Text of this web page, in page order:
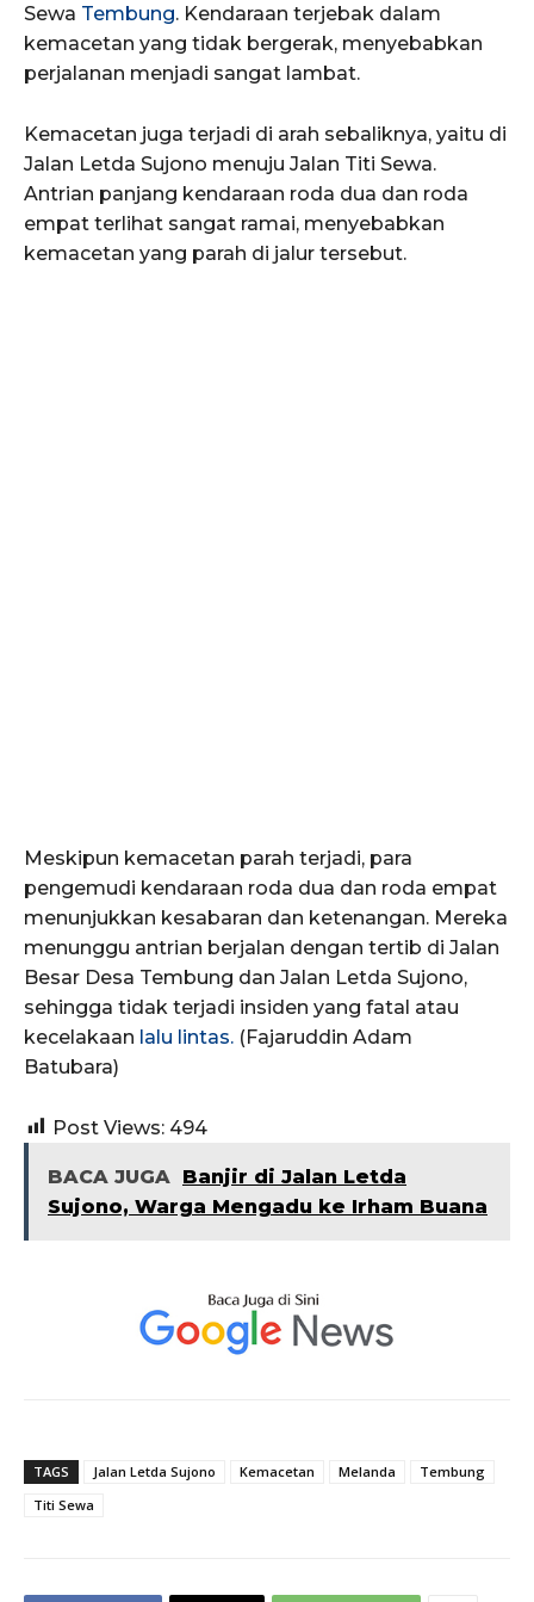
Sewa Tembung. Kendaraan terjebak dalam
kemacetan yang tidak bergerak, menyebabkan
perjalanan menjadi sangat lambat.
Kemacetan juga terjadi di arah sebaliknya, yaitu di
Jalan Letda Sujono menuju Jalan Titi Sewa.
Antrian panjang kendaraan roda dua dan roda
empat terlihat sangat ramai, menyebabkan
kemacetan yang parah di jalur tersebut.
Meskipun kemacetan parah terjadi, para
pengemudi kendaraan roda dua dan roda empat
menunjukkan kesabaran dan ketenangan. Mereka
menunggu antrian berjalan dengan tertib di Jalan
Besar Desa Tembung dan Jalan Letda Sujono,
sehingga tidak terjadi insiden yang fatal atau
kecelakaan lalu lintas. (Fajaruddin Adam
Batubara)
Post Views: 494
BACA JUGA
Banjir di Jalan Letda
Sujono, Warga Mengadu ke Irham Buana
TAGS Jalan Letda Sujono Kemacetan Melanda
Tembung
Titi Sewa